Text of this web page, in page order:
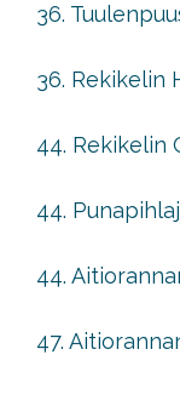
36.
36. Rekikelin
44. Rekikelin
44.
44.
47.